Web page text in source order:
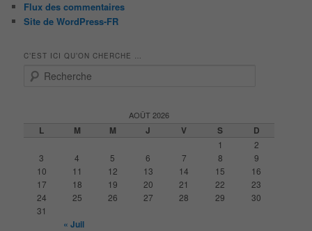
Flux des commentaires
Site de WordPress-FR
C’EST ICI QU’ON CHERCHE …
AOÛT 2026
L M M J V S D
1
2
3
4 5 6 7 8
9
10
11 12 13 14 15
16
17
18 19 20 21 22
23
24
25 26 27 28 29
30
31
« Juil